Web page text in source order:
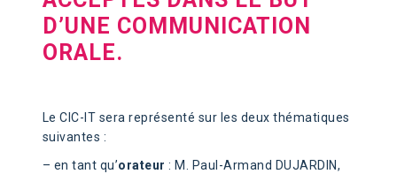
D’UNE COMMUNICATION
ORALE.
Le CIC-IT sera représenté sur les deux thématiques
suivantes :
– en tant qu’orateur : M. Paul-Armand DUJARDIN,